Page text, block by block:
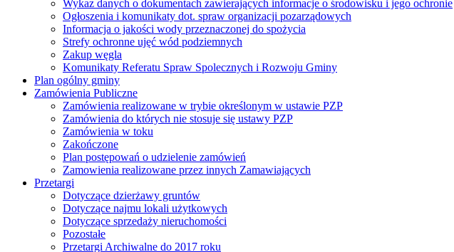
Wykaz danych o dokumentach zawierających informacje o środowisku i jego ochronie
Ogłoszenia i komunikaty dot. spraw organizacji pozarządowych
Informacja o jakości wody przeznaczonej do spożycia
Strefy ochronne ujęć wód podziemnych
Zakup węgla
Komunikaty Referatu Spraw Spolecznych i Rozwoju Gminy
Plan ogólny gminy
Zamówienia Publiczne
Zamówienia realizowane w trybie określonym w ustawie PZP
Zamówienia do których nie stosuje się ustawy PZP
Zamówienia w toku
Zakończone
Plan postępowań o udzielenie zamówień
Zamowienia realizowane przez innych Zamawiających
Przetargi
Dotyczące dzierżawy gruntów
Dotyczące najmu lokali użytkowych
Dotyczące sprzedaży nieruchomości
Pozostałe
Przetargi Archiwalne do 2017 roku